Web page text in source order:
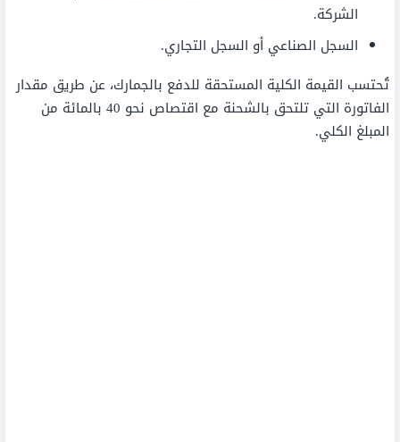
الشركة.
السجل الصناعي أو السجل التجاري.
تُحتسب القيمة الكلية المستحقة للدفع بالجمارك، عن طريق مقدار
الفاتورة التي تلتحق بالشحنة مع اقتصاص نحو 40 بالمائة من
المبلغ الكلي.